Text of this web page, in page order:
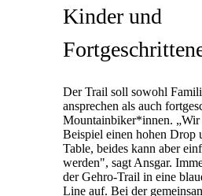
Kinder und
Der Trail soll sowohl
ansprechen als auch
Mountainbiker*innen. „Wir
Beispiel einen hohen Drop
Table, beides kann aber
werden", sagt Ansgar.
der Gehro-Trail in eine
Line auf. Bei der